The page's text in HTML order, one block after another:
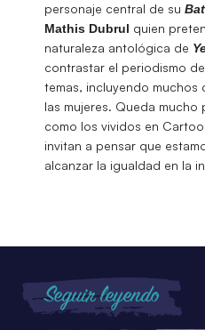
personaje central de su
Mathis Dubrul quien
naturaleza antológica de
contrastar el periodismo
temas, incluyendo muchos
las mujeres. Queda
como los vividos en
invitan a pensar que
alcanzar la igualdad en la
Seguir leyendo